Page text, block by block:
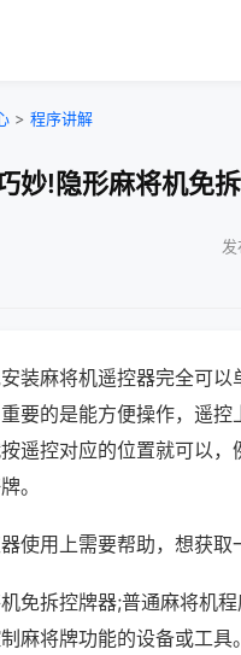
> 程序讲解
妙!隐形麻将机免
装麻将机遥控器完全可
要的是能方便操作，遥
遥控对应的位置就可以
。
使用上需要帮助，想获
免拆控牌器;普通麻将机
麻将牌功能的设备或工具。